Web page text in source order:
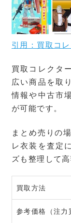
引用：買取コ
買取コレクタ
広い商品を取
情報や中古市
が可能です。
まとめ売りの
レ衣装を査定
ズも整理して
買取方法
参考価格（注力